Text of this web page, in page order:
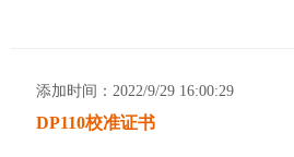
添加时间：2022/9/29 16:00:29
DP110校准证书